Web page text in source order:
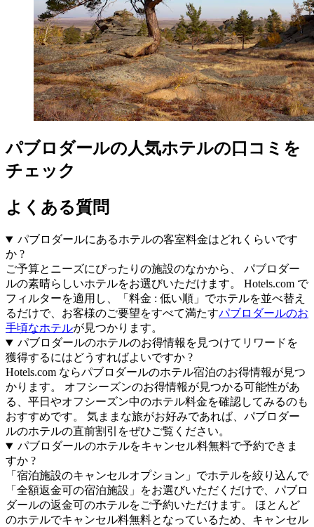
パブロダールの人気ホテルの口コミを
チェック
よくある質問
パブロダールにあるホテルの客室料金はどれくらいです
か ?
ご予算とニーズにぴったりの施設のなかから、 パブロダー
ルの素晴らしいホテルをお選びいただけます。 Hotels.com で
フィルターを適用し、「料金 : 低い順」でホテルを並べ替え
るだけで、お客様のご要望をすべて満たすパブロダールのお
手頃なホテルが見つかります。
パブロダールのホテルのお得情報を見つけてリワードを
獲得するにはどうすればよいですか ?
Hotels.com ならパブロダールのホテル宿泊のお得情報が見つ
かります。 オフシーズンのお得情報が見つかる可能性があ
る、平日やオフシーズン中のホテル料金を確認してみるのも
おすすめです。 気ままな旅がお好みであれば、パブロダー
ルのホテルの直前割引をぜひご覧ください。
パブロダールのホテルをキャンセル料無料で予約できま
すか ?
「宿泊施設のキャンセルオプション」でホテルを絞り込んで
「全額返金可の宿泊施設」をお選びいただくだけで、パブロ
ダールの返金可のホテルをご予約いただけます。 ほとんど
のホテルでキャンセル料無料となっているため、キャンセル